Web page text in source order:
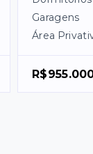
Garagens
Área